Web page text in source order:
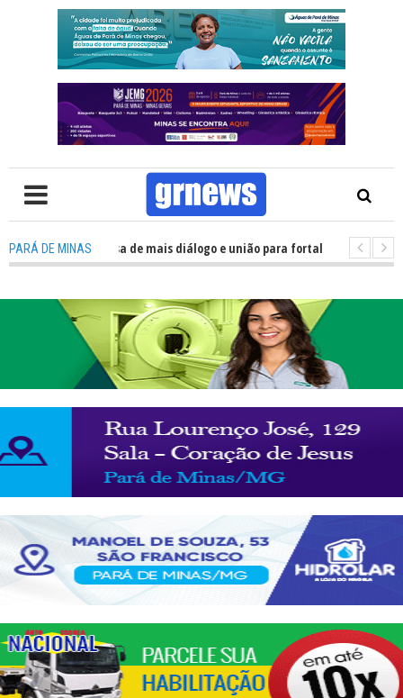
PARÁ DE MINAS
Política precisa de mais diálogo e união para fortalecer Minas e Pará